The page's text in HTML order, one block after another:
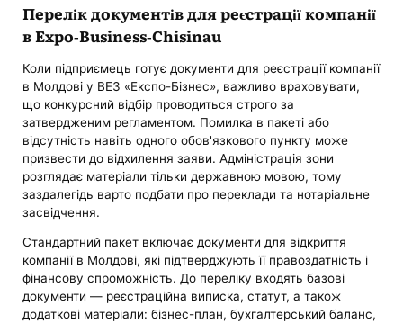
Перелік документів для реєстрації компанії
в Expo-Business-Chisinau
Коли підприємець готує документи для реєстрації компанії
в Молдові у ВЕЗ «Експо-Бізнес», важливо враховувати,
що конкурсний відбір проводиться строго за
затвердженим регламентом. Помилка в пакеті або
відсутність навіть одного обов'язкового пункту може
призвести до відхилення заяви. Адміністрація зони
розглядає матеріали тільки державною мовою, тому
заздалегідь варто подбати про переклади та нотаріальне
засвідчення.
Стандартний пакет включає документи для відкриття
компанії в Молдові, які підтверджують її правоздатність і
фінансову спроможність. До переліку входять базові
документи — реєстраційна виписка, статут, а також
додаткові матеріали: бізнес-план, бухгалтерський баланс,